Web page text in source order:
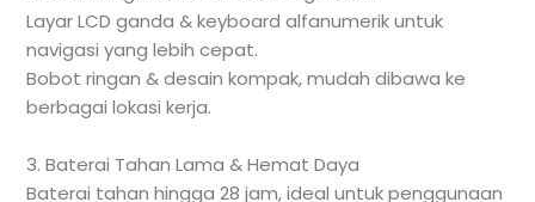
Layar LCD ganda & keyboard alfanumerik untuk
navigasi yang lebih cepat.
Bobot ringan & desain kompak, mudah dibawa ke
berbagai lokasi kerja.
3. Baterai Tahan Lama & Hemat Daya
Baterai tahan hingga 28 jam, ideal untuk penggunaan